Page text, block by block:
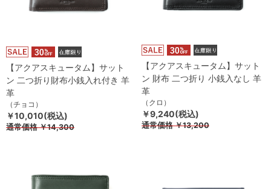
【アクアスキュータム】サット
ン 二つ折り財布小銭入れ付き 羊
革
（チョコ）
￥10,010(税込)
通常価格￥14,300
【アクアスキュータム】サット
ン 財布 二つ折り 小銭入なし 羊
革
（クロ）
￥9,240(税込)
通常価格￥13,200